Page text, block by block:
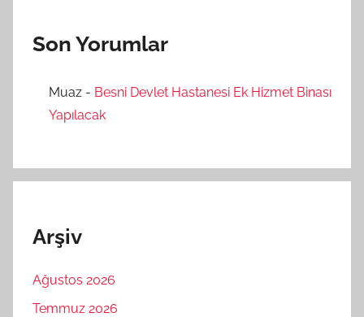
Son Yorumlar
Muaz - Besni Devlet Hastanesi Ek Hizmet Binası
Yapılacak
Arşiv
Ağustos 2026
Temmuz 2026